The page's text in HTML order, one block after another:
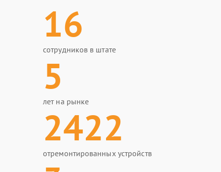
16
сотрудников в штате
5
лет на рынке
2422
отремонтированных устройств